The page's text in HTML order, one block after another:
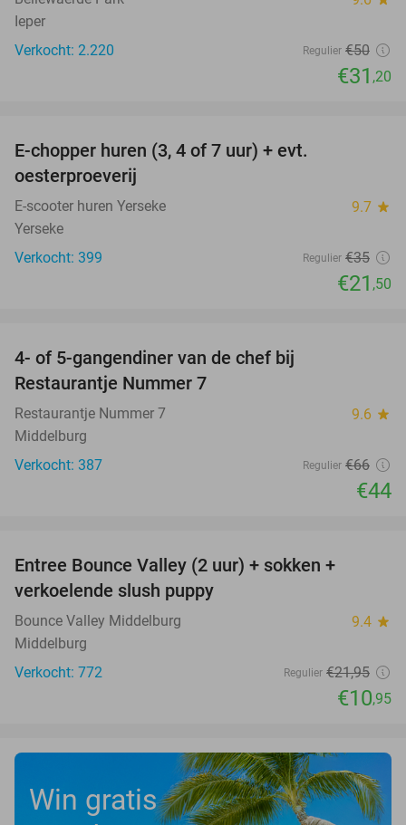
Ieper
Verkocht: 2.220
Regulier €50
€31 ,20
E-chopper huren (3, 4 of 7 uur) + evt.
oesterproeverij
E-scooter huren Yerseke 9.7 star
Yerseke
Verkocht: 399
Regulier €35
€21 ,50
4- of 5-gangendiner van de chef bij
Restaurantje Nummer 7
Restaurantje Nummer 7 9.6 star
Middelburg
Verkocht: 387
Regulier €66
€44
Entree Bounce Valley (2 uur) + sokken +
verkoelende slush puppy
Bounce Valley Middelburg 9.4 star
Middelburg
Verkocht: 772
Regulier €21,95
€10,95
Win gratis